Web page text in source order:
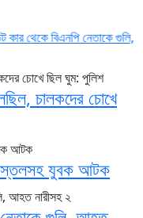
বিএনপি নেতাকে গুলি, আহত
চালকদের চোখে
যুবক আটক